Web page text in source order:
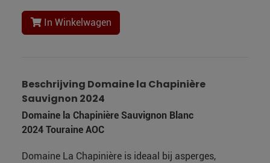
In Winkelwagen
Beschrijving Domaine la Chapinière
Sauvignon 2024
Domaine la Chapinière Sauvignon Blanc
2024 Touraine AOC
Domaine La Chapinière is ideaal bij asperges,